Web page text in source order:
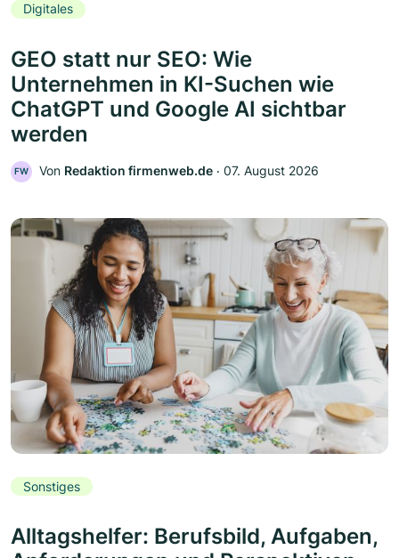
Digitales
GEO statt nur SEO: Wie
Unternehmen in KI-Suchen wie
ChatGPT und Google AI sichtbar
werden
FW Von Redaktion firmenweb.de ‧ 07. August 2026
Sonstiges
Alltagshelfer: Berufsbild, Aufgaben,